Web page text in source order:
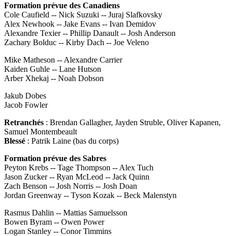
Formation prévue des Canadiens
Cole Caufield -- Nick Suzuki -- Juraj Slafkovsky
Alex Newhook -- Jake Evans -- Ivan Demidov
Alexandre Texier -- Phillip Danault -- Josh Anderson
Zachary Bolduc -- Kirby Dach -- Joe Veleno
Mike Matheson -- Alexandre Carrier
Kaiden Guhle -- Lane Hutson
Arber Xhekaj -- Noah Dobson
Jakub Dobes
Jacob Fowler
Retranchés : Brendan Gallagher, Jayden Struble, Oliver Kapanen,
Samuel Montembeault
Blessé : Patrik Laine (bas du corps)
Formation prévue des Sabres
Peyton Krebs -- Tage Thompson -- Alex Tuch
Jason Zucker -- Ryan McLeod -- Jack Quinn
Zach Benson -- Josh Norris -- Josh Doan
Jordan Greenway -- Tyson Kozak -- Beck Malenstyn
Rasmus Dahlin -- Mattias Samuelsson
Bowen Byram -- Owen Power
Logan Stanley -- Conor Timmins